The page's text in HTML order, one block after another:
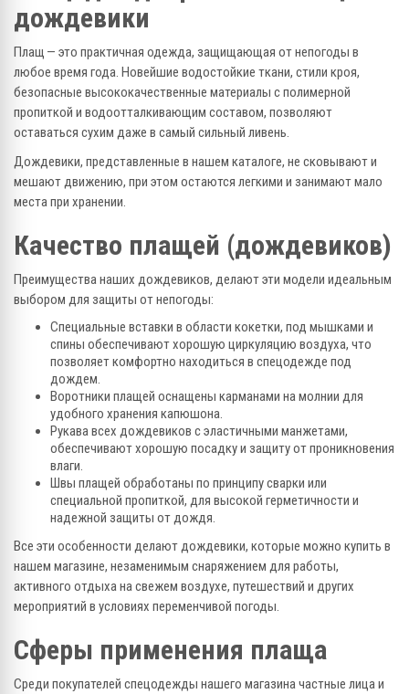
дождевики
Плащ — это практичная одежда, защищающая от непогоды в
любое время года. Новейшие водостойкие ткани, стили кроя,
безопасные высококачественные материалы с полимерной
пропиткой и водоотталкивающим составом, позволяют
оставаться сухим даже в самый сильный ливень.
Дождевики, представленные в нашем каталоге, не сковывают и
мешают движению, при этом остаются легкими и занимают мало
места при хранении.
Качество плащей (дождевиков)
Преимущества наших дождевиков, делают эти модели идеальным
выбором для защиты от непогоды:
Специальные вставки в области кокетки, под мышками и
спины обеспечивают хорошую циркуляцию воздуха, что
позволяет комфортно находиться в спецодежде под
дождем.
Воротники плащей оснащены карманами на молнии для
удобного хранения капюшона.
Рукава всех дождевиков с эластичными манжетами,
обеспечивают хорошую посадку и защиту от проникновения
влаги.
Швы плащей обработаны по принципу сварки или
специальной пропиткой, для высокой герметичности и
надежной защиты от дождя.
Все эти особенности делают дождевики, которые можно купить в
нашем магазине, незаменимым снаряжением для работы,
активного отдыха на свежем воздухе, путешествий и других
мероприятий в условиях переменчивой погоды.
Сферы применения плаща
Среди покупателей спецодежды нашего магазина частные лица и